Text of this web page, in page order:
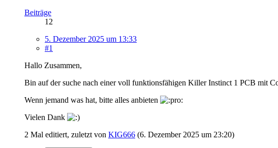
Beiträge
12
5. Dezember 2025 um 13:33
#1
Hallo Zusammen,
Bin auf der suche nach einer voll funktionsfähigen Killer Instinct 1 PCB mit
Wenn jemand was hat, bitte alles anbieten
Vielen Dank
2 Mal editiert, zuletzt von KIG666 (6. Dezember 2025 um 23:20)